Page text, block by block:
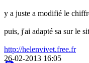
y a juste a modifié le
puis, j'ai adapté sa sur le
http://helenvivet.free.fr
26-02-2013 16:05